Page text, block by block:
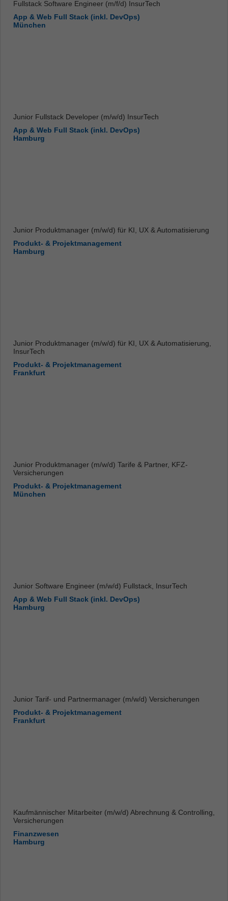
Fullstack Software Engineer (m/f/d) InsurTech
App & Web Full Stack (inkl. DevOps)
München
Junior Fullstack Developer (m/w/d) InsurTech
App & Web Full Stack (inkl. DevOps)
Hamburg
Junior Produktmanager (m/w/d) für KI, UX & Automatisierung
Produkt- & Projektmanagement
Hamburg
Junior Produktmanager (m/w/d) für KI, UX & Automatisierung,
InsurTech
Produkt- & Projektmanagement
Frankfurt
Junior Produktmanager (m/w/d) Tarife & Partner, KFZ-
Versicherungen
Produkt- & Projektmanagement
München
Junior Software Engineer (m/w/d) Fullstack, InsurTech
App & Web Full Stack (inkl. DevOps)
Hamburg
Junior Tarif- und Partnermanager (m/w/d) Versicherungen
Produkt- & Projektmanagement
Frankfurt
Kaufmännischer Mitarbeiter (m/w/d) Abrechnung & Controlling,
Versicherungen
Finanzwesen
Hamburg